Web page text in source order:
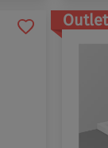
Outlet